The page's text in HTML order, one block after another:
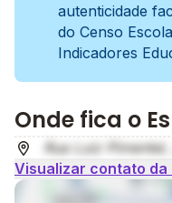
autenticidade
do Censo
Indicadores
Onde fica o
Rua Luiz
Visualizar contato da